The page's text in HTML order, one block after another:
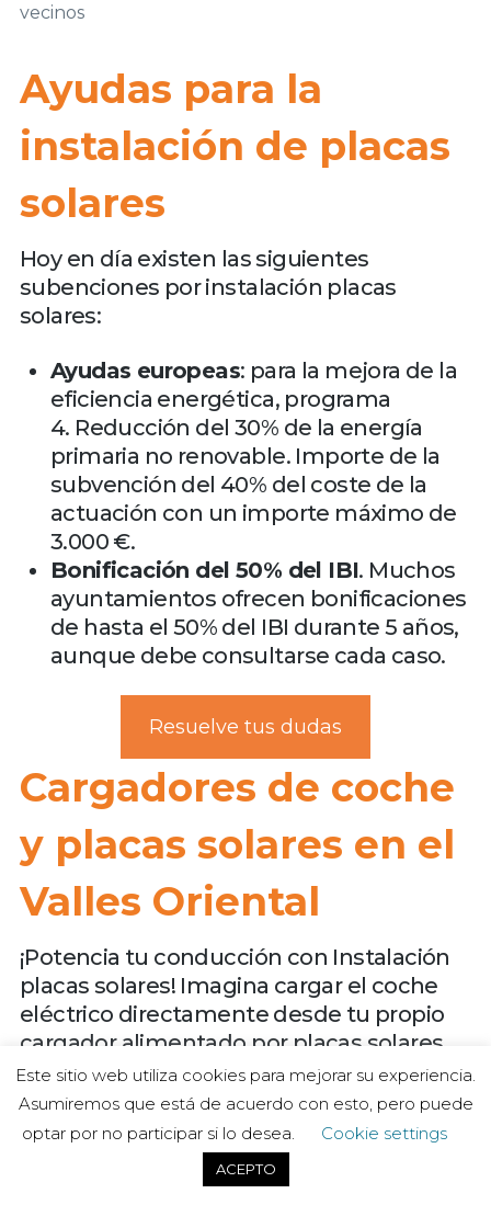
Ayudas para la
instalación de placas
solares
Hoy en día existen las siguientes
subenciones por instalación placas
solares:
Ayudas europeas: para la mejora de la
eficiencia energética, programa
4. Reducción del 30% de la energía
primaria no renovable. Importe de la
subvención del 40% del coste de la
actuación con un importe máximo de
3.000 €.
Bonificación del 50% del IBI. Muchos
ayuntamientos ofrecen bonificaciones
de hasta el 50% del IBI durante 5 años,
aunque debe consultarse cada caso.
Resuelve tus dudas
Cargadores de coche
y placas solares en el
Valles Oriental
¡Potencia tu conducción con Instalación
placas solares! Imagina cargar el coche
eléctrico directamente desde tu propio
cargador alimentado por placas solares.
Con las placas solares y un cargador de
coche eléctrico, ahorrarás dinero a largo
plazo. Menos gasto en electricidad y
carburante, mayores ahorros para ti.
Optimiza tus finanzas y ayuda al medio
Este sitio web utiliza cookies para mejorar su experiencia.
Asumiremos que está de acuerdo con esto, pero puede
optar por no participar si lo desea.
Cookie settings
ACEPTO